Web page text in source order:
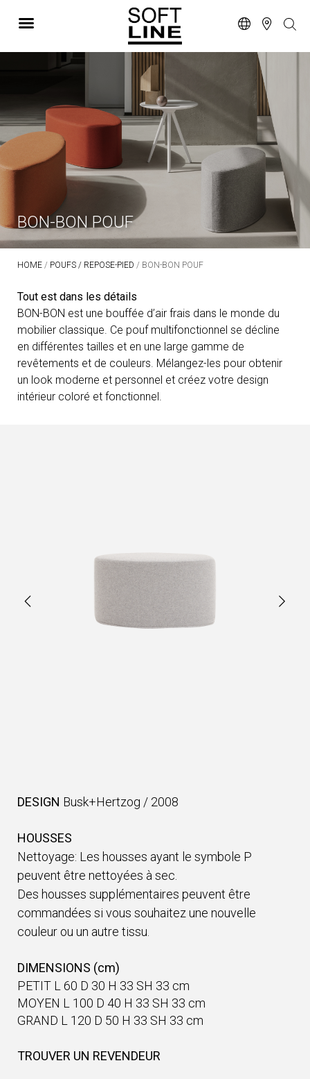
BON-BON POUF
HOME / POUFS / REPOSE-PIED / BON-BON POUF
Tout est dans les détails
BON-BON est une bouffée d’air frais dans le monde du
mobilier classique. Ce pouf multifonctionnel se décline
en différentes tailles et en une large gamme de
revêtements et de couleurs. Mélangez-les pour obtenir
un look moderne et personnel et créez votre design
intérieur coloré et fonctionnel.
DESIGN Busk+Hertzog / 2008
HOUSSES
Nettoyage: Les housses ayant le symbole P
peuvent être nettoyées à sec.
Des housses supplémentaires peuvent être
commandées si vous souhaitez une nouvelle
couleur ou un autre tissu.
DIMENSIONS (cm)
PETIT L 60 D 30 H 33 SH 33 cm
MOYEN L 100 D 40 H 33 SH 33 cm
GRAND L 120 D 50 H 33 SH 33 cm
TROUVER UN REVENDEUR